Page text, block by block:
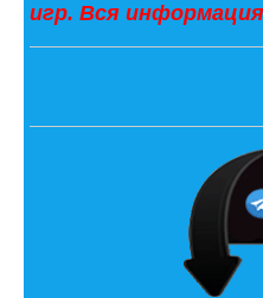
игр. Вся